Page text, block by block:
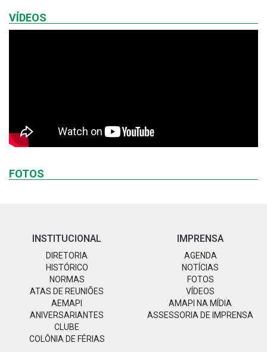
VÍDEOS
FOTOS
INSTITUCIONAL
DIRETORIA
HISTÓRICO
NORMAS
ATAS DE REUNIÕES
AEMAPI
ANIVERSARIANTES
CLUBE
COLÔNIA DE FÉRIAS
IMPRENSA
AGENDA
NOTÍCIAS
FOTOS
VÍDEOS
AMAPI NA MÍDIA
ASSESSORIA DE IMPRENSA